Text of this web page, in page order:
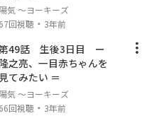
陽気 ～ヨーキーズ
67回視聴 ・ 3年前
49話 生後3日目 ー
隆之亮、一目赤ちゃんを
見てみたい ＝
陽気 ～ヨーキーズ
66回視聴 ・ 3年前